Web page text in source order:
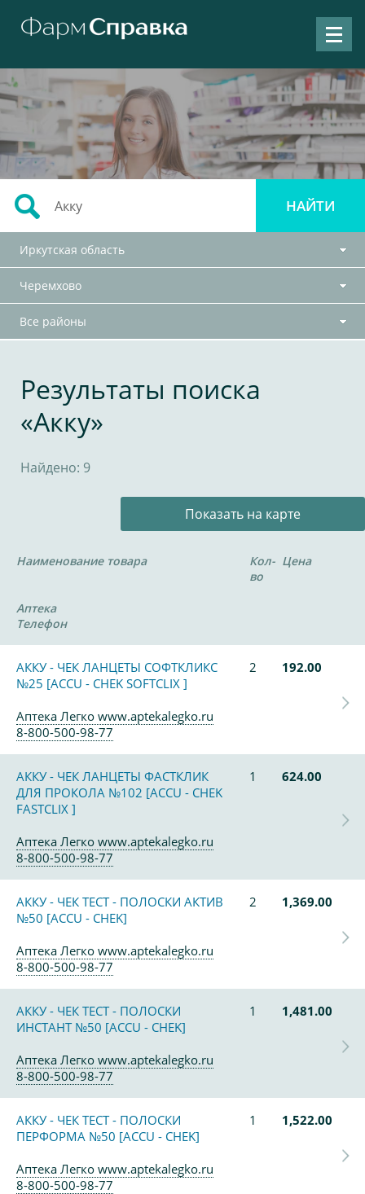
Иркутская область
Черемхово
Все районы
Результаты поиска
«Акку»
Найдено: 9
Показать на карте
Наименование товара
Кол-
во
Цена
Аптека
Телефон
АККУ - ЧЕК ЛАНЦЕТЫ СОФТКЛИКС
№25 [ACCU - CHEK SOFTCLIX ]
2 192.00
Аптека Легко www.aptekalegko.ru
8-800-500-98-77
АККУ - ЧЕК ЛАНЦЕТЫ ФАСТКЛИК
ДЛЯ ПРОКОЛА №102 [ACCU - CHEK
FASTCLIX ]
1 624.00
Аптека Легко www.aptekalegko.ru
8-800-500-98-77
АККУ - ЧЕК ТЕСТ - ПОЛОСКИ АКТИВ
№50 [ACCU - CHEK]
2 1,369.00
Аптека Легко www.aptekalegko.ru
8-800-500-98-77
АККУ - ЧЕК ТЕСТ - ПОЛОСКИ
ИНСТАНТ №50 [ACCU - CHEK]
1 1,481.00
Аптека Легко www.aptekalegko.ru
8-800-500-98-77
АККУ - ЧЕК ТЕСТ - ПОЛОСКИ
ПЕРФОРМА №50 [ACCU - CHEK]
1 1,522.00
Аптека Легко www.aptekalegko.ru
8-800-500-98-77